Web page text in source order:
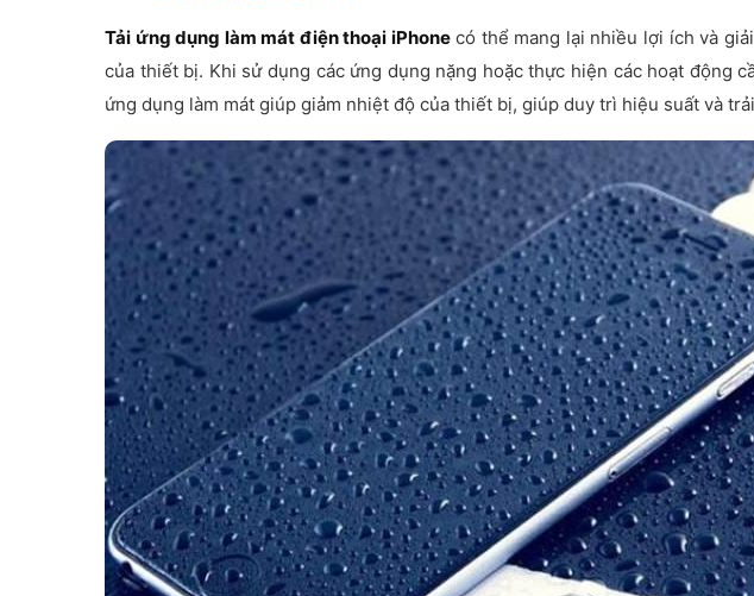
Tải ứng dụng làm mát điện thoại iPhonecó thể mang lại nhiều lợi ích và
của thiết bị. Khi sử dụng các ứng dụng nặng hoặc thực hiện các hoạt động
ứng dụng làm mát giúp giảm nhiệt độ của thiết bị, giúp duy trì hiệu suất và